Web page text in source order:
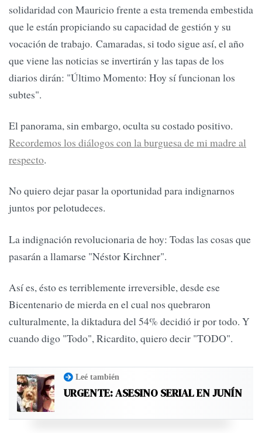
solidaridad con Mauricio frente a esta tremenda embestida
que le están propiciando su capacidad de gestión y su
vocación de trabajo. Camaradas, si todo sigue así, el año
que viene las noticias se invertirán y las tapas de los
diarios dirán: "Último Momento: Hoy sí funcionan los
subtes".
El panorama, sin embargo, oculta su costado positivo.
Recordemos los diálogos con la burguesa de mi madre al
respecto.
No quiero dejar pasar la oportunidad para indignarnos
juntos por pelotudeces.
La indignación revolucionaria de hoy: Todas las cosas que
pasarán a llamarse "Néstor Kirchner".
Así es, ésto es terriblemente irreversible, desde ese
Bicentenario de mierda en el cual nos quebraron
culturalmente, la diktadura del 54% decidió ir por todo. Y
cuando digo "Todo", Ricardito, quiero decir "TODO".
Leé también
URGENTE: ASESINO SERIAL EN JUNÍN